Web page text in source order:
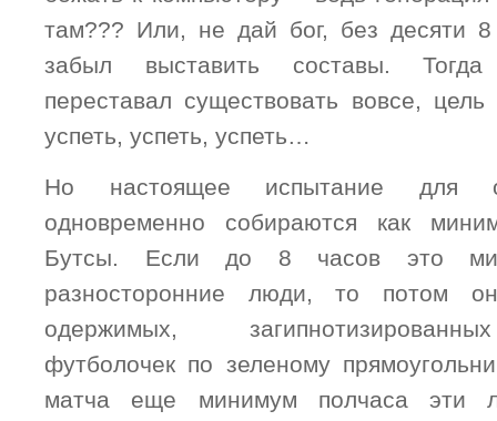
там??? Или, не дай бог, без десяти 8
забыл выставить составы.
переставал существовать вовсе,
успеть, успеть, успеть…
Но настоящее испытание для
одновременно собираются как
Бутсы. Если до 8 часов это
разносторонние люди, то потом
одержимых,
футболочек по зеленому
матча еще минимум полчаса эти